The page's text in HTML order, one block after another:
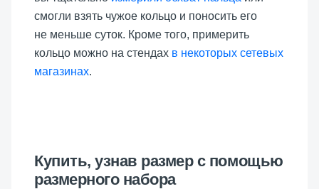
смогли взять чужое кольцо и поносить его
не меньше суток. Кроме того, примерить
кольцо можно на стендах в некоторых сетевых
магазинах.
Купить, узнав размер с помощью
размерного набора